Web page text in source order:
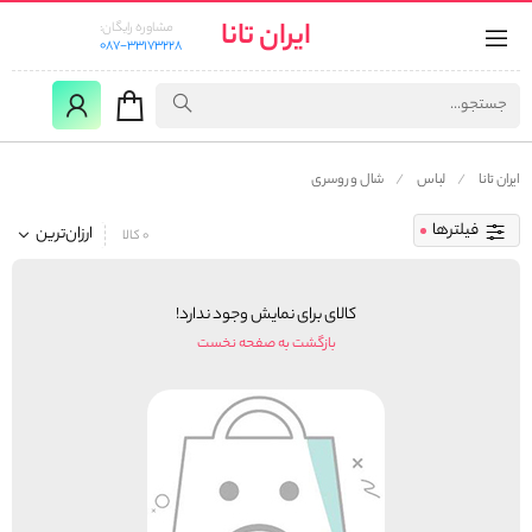
ایران تانا
مشاوره رایگان:
087-33173228
ایران تانا لباس شال و روسری
فیلترها ارزان‌ترین 0 کالا
کالای برای نمایش وجود ندارد!
بازگشت به صفحه نخست